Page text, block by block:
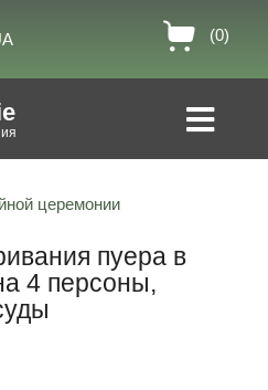
(0)
церемонии
пуера в
4 персоны,